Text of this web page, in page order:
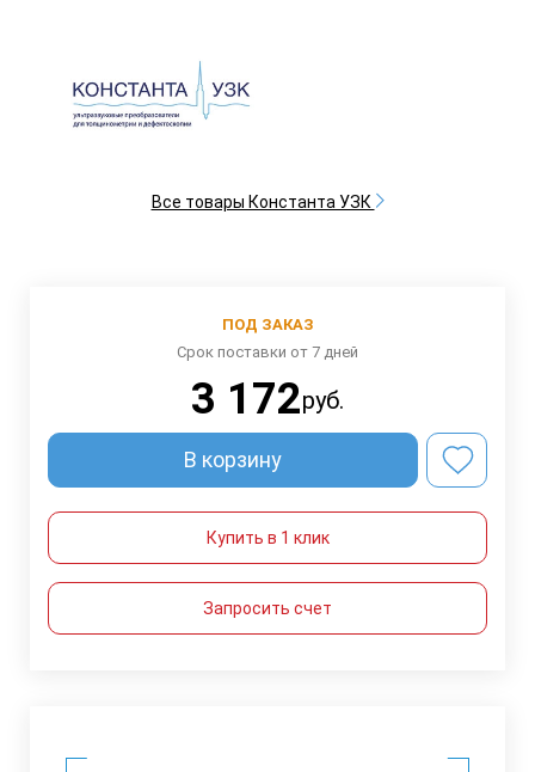
Все товары Константа УЗК
ПОД ЗАКАЗ
Срок поставки от 7 дней
3 172руб.
В корзину
Купить в 1 клик
Запросить счет